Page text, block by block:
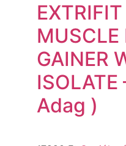
MUSCLE
GAINER
Adag )